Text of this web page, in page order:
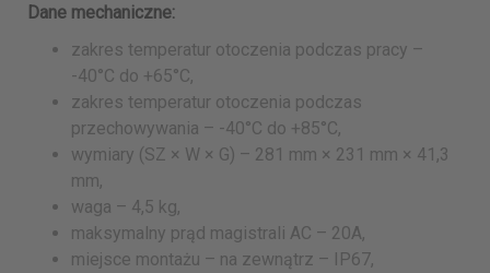
Dane mechaniczne:
zakres temperatur otoczenia podczas pracy –
-40°C do +65°C,
zakres temperatur otoczenia podczas
przechowywania – -40°C do +85°C,
wymiary (SZ × W × G) – 281 mm × 231 mm × 41,3
mm,
waga – 4,5 kg,
maksymalny prąd magistrali AC – 20A,
miejsce montażu – na zewnątrz – IP67,